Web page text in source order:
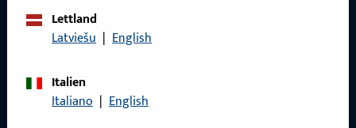
zuverlässig.
Rufen Sie uns an
Lettland
Latviešu | English
Italien
Italiano | English